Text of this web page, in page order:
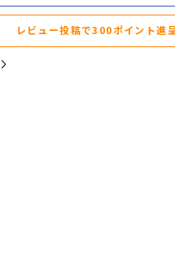
レビュー投稿で300ポイント進